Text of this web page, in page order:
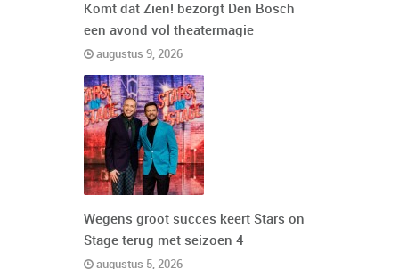
Komt dat Zien! bezorgt Den Bosch
een avond vol theatermagie
augustus 9, 2026
Wegens groot succes keert Stars on
Stage terug met seizoen 4
augustus 5, 2026